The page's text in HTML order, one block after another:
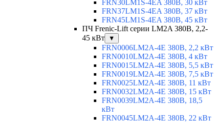
FRN30LM1S-4EA 380В, 30 кВт
FRN37LM1S-4EA 380В, 37 кВт
FRN45LM1S-4EA 380В, 45 кВт
ПЧ Frenic-Lift серии LM2A 380В, 2,2-
45 кВт
▼
FRN0006LM2A-4E 380В, 2,2 кВт
FRN0010LM2A-4E 380В, 4 кВт
FRN0015LM2A-4E 380В, 5,5 кВт
FRN0019LM2A-4E 380В, 7,5 кВт
FRN0025LM2A-4E 380В, 11 кВт
FRN0032LM2A-4E 380В, 15 кВт
FRN0039LM2A-4E 380В, 18,5
кВт
FRN0045LM2A-4E 380В, 22 кВт